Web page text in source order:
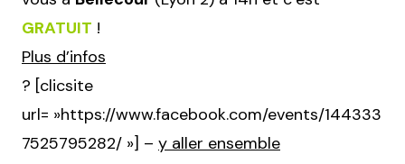
GRATUIT !
Plus d’infos
? [clicsite
url= »https://www.facebook.com/events/144333
7525795282/ »] – y aller ensemble